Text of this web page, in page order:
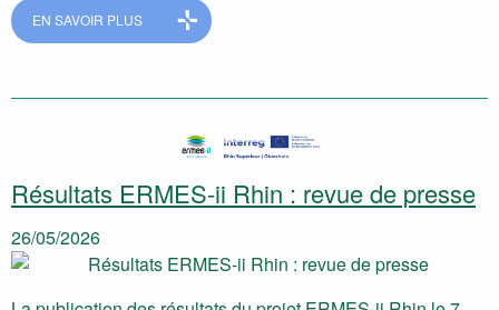
EN SAVOIR PLUS
Résultats ERMES-ii Rhin : revue de presse
26/05/2026